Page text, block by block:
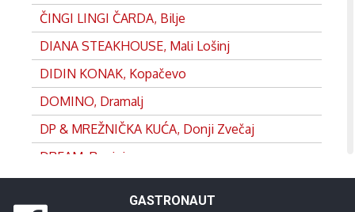
ČINGI LINGI ČARDA, Bilje
DIANA STEAKHOUSE, Mali Lošinj
DIDIN KONAK, Kopačevo
DOMINO, Dramalj
DP & MREŽNIČKA KUĆA, Donji Zvečaj
DREAM, Rovinj
GASTRONAUT